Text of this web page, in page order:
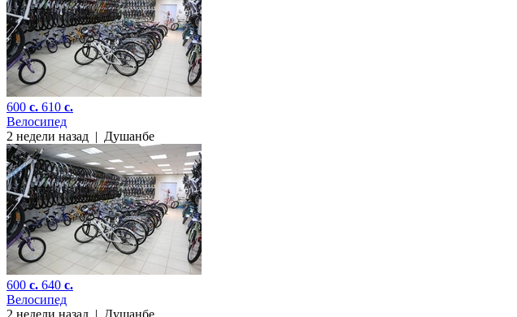
600 c. 610 c.
Велосипед
2 недели назад | Душанбе
600 c. 640 c.
Велосипед
2 недели назад | Душанбе